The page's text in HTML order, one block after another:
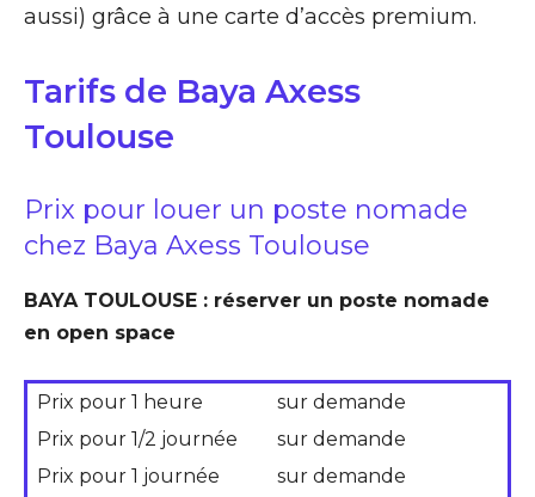
aussi) grâce à une carte d’accès premium.
Tarifs de Baya Axess
Toulouse
Prix pour louer un poste nomade
chez Baya Axess Toulouse
BAYA TOULOUSE : réserver un poste nomade
en open space
Prix pour 1 heure
sur demande
Prix pour 1/2 journée
sur demande
Prix pour 1 journée
sur demande